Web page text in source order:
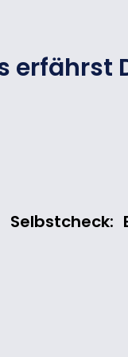
erfährst
Selbstcheck: